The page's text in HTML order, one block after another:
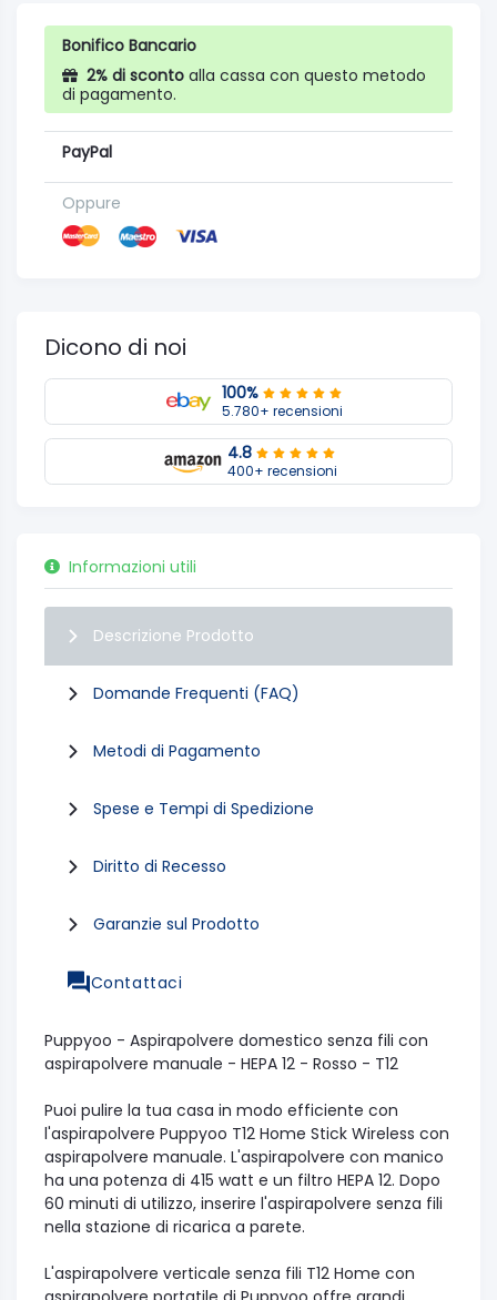
Bonifico Bancario
2% di sconto alla cassa con questo metodo
di pagamento.
PayPal
Oppure
Dicono di noi
100%
5.780+ recensioni
4.8
400+ recensioni
Informazioni utili
Descrizione Prodotto
Domande Frequenti (FAQ)
Metodi di Pagamento
Spese e Tempi di Spedizione
Diritto di Recesso
Garanzie sul Prodotto
Contattaci
Puppyoo - Aspirapolvere domestico senza fili con
aspirapolvere manuale - HEPA 12 - Rosso - T12
Puoi pulire la tua casa in modo efficiente con
l'aspirapolvere Puppyoo T12 Home Stick Wireless con
aspirapolvere manuale. L'aspirapolvere con manico
ha una potenza di 415 watt e un filtro HEPA 12. Dopo
60 minuti di utilizzo, inserire l'aspirapolvere senza fili
nella stazione di ricarica a parete.
L'aspirapolvere verticale senza fili T12 Home con